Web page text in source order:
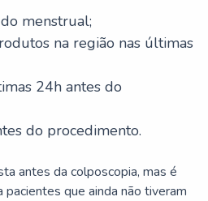
menstrual;
na região nas últimas
24h antes do
do procedimento.
antes da colposcopia, mas é
que ainda não tiveram